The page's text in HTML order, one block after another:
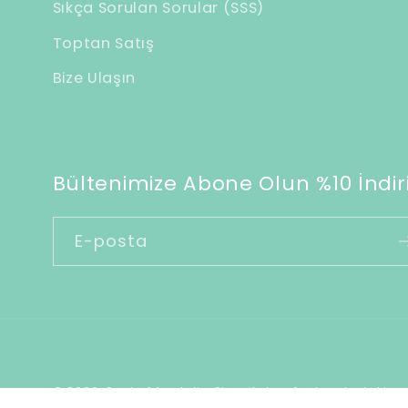
r
i
k
Sıkça Sorulan Sorular (SSS)
Toptan Satış
Bize Ulaşın
Bültenimize Abone Olun %10
E-posta
© 2026,Soul of Anatolia Shopify tarafından